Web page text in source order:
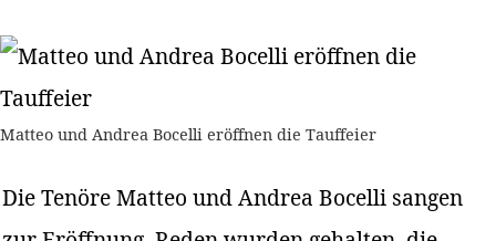
Matteo und Andrea Bocelli eröffnen die Tauffeier
Die Tenöre Matteo und Andrea Bocelli sangen